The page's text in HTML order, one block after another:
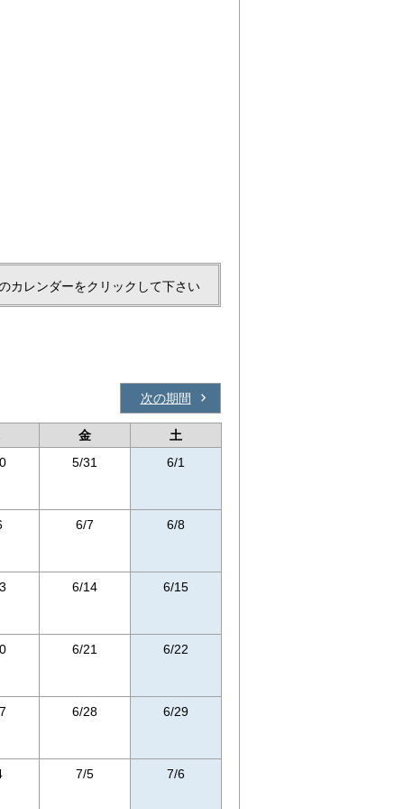
カレンダーをクリックして下さい
次の期間
金
土
5/31 6/1
6/7 6/8
6/14 6/15
6/21 6/22
6/28 6/29
7/5 7/6